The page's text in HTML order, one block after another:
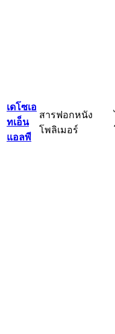
เดโซเอ
ทเอ็น
แอลพี
สารฟอกหนัง
โพลิเมอร์